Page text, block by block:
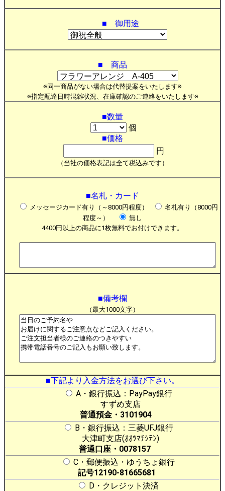
■ 御用途
■ 商品
※同一商品がない場合は代替提案をいたします※
※指定配達日時混雑状況、在庫確認のご連絡をいたします※
■数量
個
■価格
円
（当社の価格表記は全て税込みです）
■名札・カード
メッセージカード有り（～8000円程度）
名札有り（8000円
程度～）
無し
4400円以上の商品に1枚無料でお付けできます。
■備考欄
（最大1000文字）
■下記より入金方法をお選び下さい。
A・銀行振込：PayPay銀行
すずめ支店
普通預金・3101904
B・銀行振込：三菱UFJ銀行
大津町支店(ｵｵﾂﾏﾁｼﾃﾝ)
普通口座・0078157
C・郵便振込・ゆうちょ銀行
記号12190-81665681
D・クレジット決済